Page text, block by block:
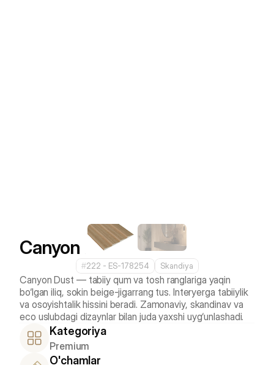
Canyon Dust
#222 - ES-178254 Skandiya
Canyon Dust — tabiiy qum va tosh ranglariga yaqin
bo‘lgan iliq, sokin beige-jigarrang tus. Interyerga tabiiylik
va osoyishtalik hissini beradi. Zamonaviy, skandinav va
eco uslubdagi dizaynlar bilan juda yaxshi uyg‘unlashadi.
Kategoriya
Premium
O'chamlar